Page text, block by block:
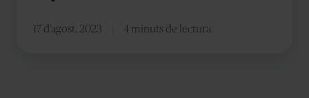
17 d’agost, 2023 4 minuts de lectura